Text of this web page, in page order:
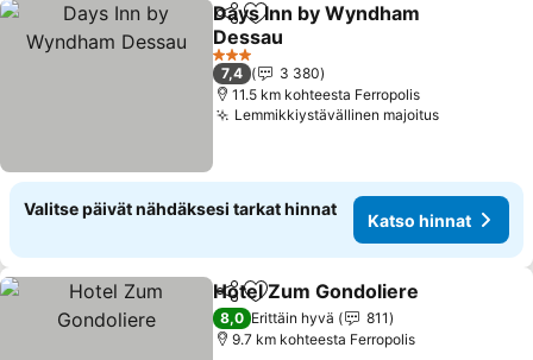
Jaa Lisää suosikkeihin
Days Inn by Wyndham
Dessau
Katso hinnat
3 Tähtiluokitus
7,4
3 380
11.5 km kohteesta Ferropolis
Lemmikkiystävällinen majoitusKatso
Valitse päivät nähdäksesi tarkat hinnat
Katso hinnat
Jaa Lisää suosikkeihin
Hotel Zum Gondoliere
8,0 Erittäin hyvä
811
9.7 km kohteesta Ferropolis